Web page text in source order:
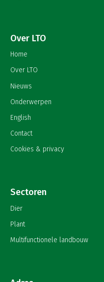
Over LTO
Home
Over LTO
Nieuws
Onderwerpen
English
Contact
Cookies & privacy
Sectoren
Dier
Plant
Multifunctionele landbouw